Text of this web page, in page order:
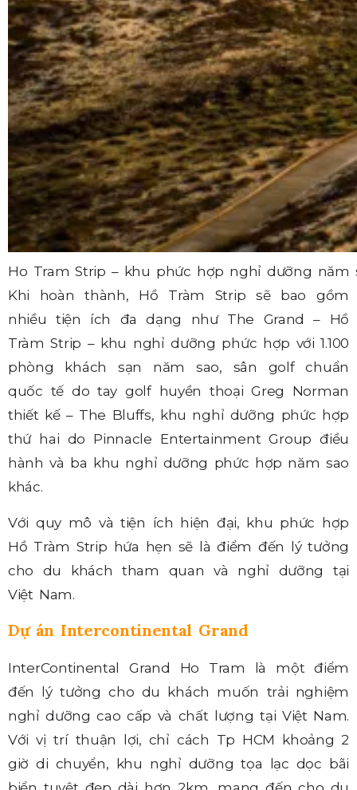
Ho Tram Strip – khu phức hợp nghỉ dưỡng năm
Khi hoàn thành, Hồ Tràm Strip sẽ bao gồm
nhiều tiện ích đa dạng như The Grand – Hồ
Tràm Strip – khu nghỉ dưỡng phức hợp với 1.100
phòng khách sạn năm sao, sân golf chuẩn
quốc tế do tay golf huyền thoại Greg Norman
thiết kế – The Bluffs, khu nghỉ dưỡng phức hợp
thứ hai do Pinnacle Entertainment Group điều
hành và ba khu nghỉ dưỡng phức hợp năm sao
khác.
Với quy mô và tiện ích hiện đại, khu phức hợp
Hồ Tràm Strip hứa hẹn sẽ là điểm đến lý tưởng
cho du khách tham quan và nghỉ dưỡng tại
Việt Nam.
Dự án Intercontinental Grand
InterContinental Grand Ho Tram là một điểm
đến lý tưởng cho du khách muốn trải nghiệm
nghỉ dưỡng cao cấp và chất lượng tại Việt Nam.
Với vị trí thuận lợi, chỉ cách Tp HCM khoảng 2
giờ di chuyển, khu nghỉ dưỡng tọa lạc dọc bãi